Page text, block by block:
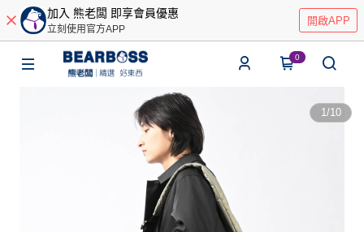
加入 熊老闆 即享會員優惠
立刻使用官方APP
開啟APP
0
1/10